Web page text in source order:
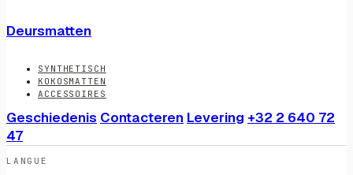
Deursmatten
SYNTHETISCH
KOKOSMATTEN
ACCESSOIRES
Geschiedenis Contacteren Levering +32 2 640 72
47
LANGUE